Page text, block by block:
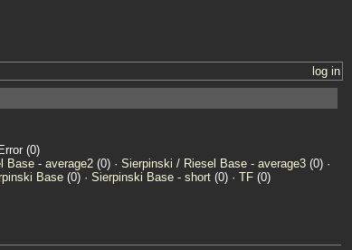
log in
(0)
Base - average2(0) · Sierpinski / Riesel Base - average3(0) ·
Base(0) · Sierpinski Base - short(0) · TF(0)